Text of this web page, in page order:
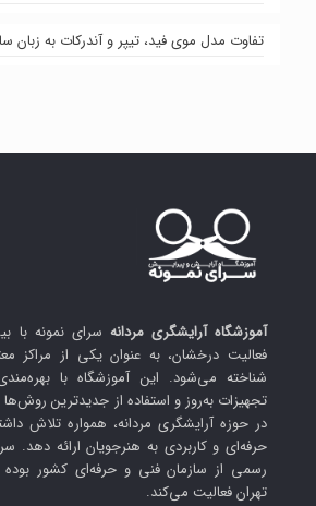
تفاوت مدل موی فید، تیپر و آندرکات به زبان
آموزشگاه آرایشگری مردانه سرای نمونه با
فعالیت درخشان، به عنوان یکی از مراکز
شناخته می‌شود. این آموزشگاه با بهره‌مندی
تجهیزات به‌روز و استفاده از جدیدترین
در حوزه آرایشگری مردانه، همواره تلاش
حرفه‌ای و کاربردی به هنرجویان ارائه دهد.
رسمی از سازمان فنی و حرفه‌ای کشور
تهران فعالیت می‌کند.